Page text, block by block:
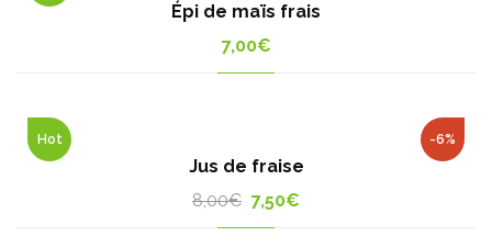
Épi de maïs frais
7,00€
-6%
Hot
Jus de fraise
8,00€ Original
price
7,50€